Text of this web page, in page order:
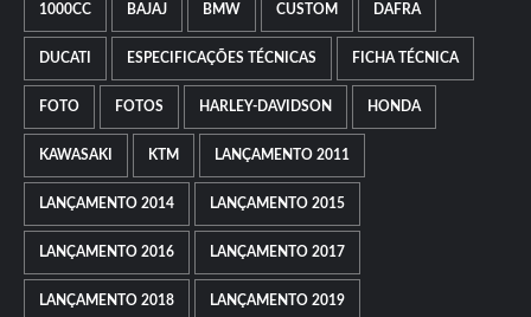
1000CC BAJAJ BMW CUSTOM DAFRA
DUCATI ESPECIFICAÇÕES TÉCNICAS FICHA TÉCNICA
FOTO FOTOS HARLEY-DAVIDSON HONDA
KAWASAKI KTM LANÇAMENTO 2011
LANÇAMENTO 2014 LANÇAMENTO 2015
LANÇAMENTO 2016 LANÇAMENTO 2017
LANÇAMENTO 2018 LANÇAMENTO 2019